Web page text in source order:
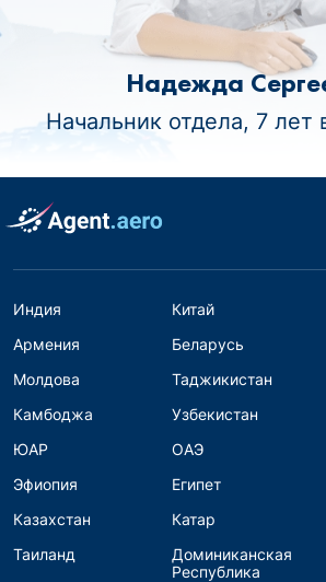
Надежда
Начальник отдела, 7 лет
Индия Китай
Армения
Беларусь
Молдова
Таджикистан
Камбоджа
Узбекистан
ЮАР
ОАЭ
Эфиопия
Египет
Казахстан
Катар
Таиланд
Доминиканская
Республика